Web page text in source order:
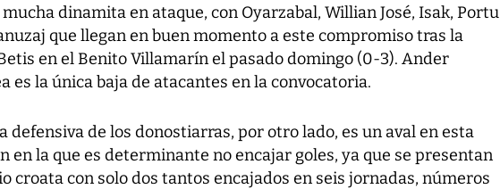
dinamita en ataque, con Oyarzabal, Willian José, Isak, Portu
que llegan en buen momento a este compromiso tras la
en el Benito Villamarín el pasado domingo (0-3). Ander
es la única baja de atacantes en la convocatoria.
defensiva de los donostiarras, por otro lado, es un aval en esta
en la que es determinante no encajar goles, ya que se presentan
croata con solo dos tantos encajados en seis jornadas, números